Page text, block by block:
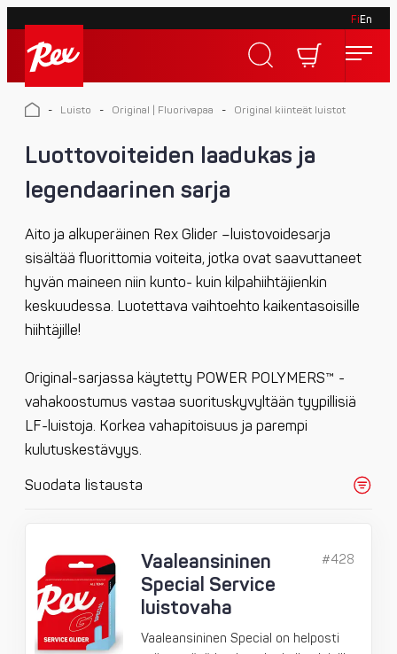
Skip
content
FiEn
Rex
Rex
- Luisto - Original | Fluorivapaa - Original kiinteät luistot
Luottovoiteiden laadukas ja
legendaarinen sarja
Aito ja alkuperäinen Rex Glider –luistovoidesarja
sisältää fluorittomia voiteita, jotka ovat saavuttaneet
hyvän maineen niin kunto- kuin kilpahiihtäjienkin
keskuudessa. Luotettava vaihtoehto kaikentasoisille
hiihtäjille!
Original-sarjassa käytetty POWER POLYMERS™ -
vahakoostumus vastaa suorituskyvyltään tyypillisiä
LF-luistoja. Korkea vahapitoisuus ja parempi
kulutuskestävyys.
Suodata listausta
Vaaleansininen
Special Service
luistovaha
Vaaleansininen Special on helposti
#428